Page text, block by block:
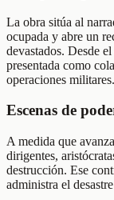
La obra sitúa al
ocupada y abre un
devastados. Desde
presentada como
operaciones militares.
Escenas de
A medida que
dirigentes,
destrucción. Ese
administra el